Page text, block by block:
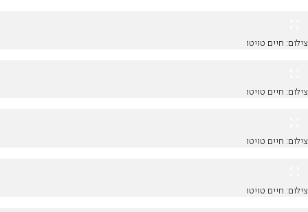
צילום: חיים טויטו
צילום: חיים טויטו
צילום: חיים טויטו
צילום: חיים טויטו